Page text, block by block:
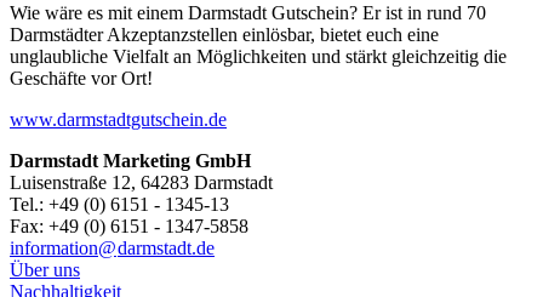
Wie wäre es mit einem Darmstadt Gutschein? Er ist in rund 70
Darmstädter Akzeptanzstellen einlösbar, bietet euch eine
unglaubliche Vielfalt an Möglichkeiten und stärkt gleichzeitig die
Geschäfte vor Ort!
www.darmstadtgutschein.de
Darmstadt Marketing GmbH
Luisenstraße 12, 64283 Darmstadt
Tel.: +49 (0) 6151 - 1345-13
Fax: +49 (0) 6151 - 1347-5858
information@darmstadt.de
Über uns
Nachhaltigkeit